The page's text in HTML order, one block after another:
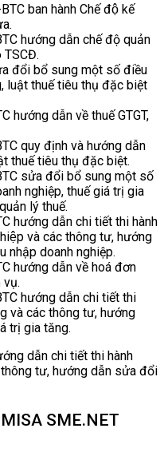
ban hành Chế độ kế
hướng dẫn chế độ quản
TSCĐ.
đổi bổ sung một số điều
luật thuế tiêu thụ đặc biệt
hướng dẫn về thuế GTGT,
quy định và hướng dẫn
thuế tiêu thụ đặc biệt.
sửa đổi bổ sung một số
nghiệp, thuế giá trị gia
lý thuế.
hướng dẫn chi tiết thi hành
và các thông tư, hướng
nhập doanh nghiệp.
hướng dẫn về hoá đơn
vụ.
hướng dẫn chi tiết thi
và các thông tư, hướng
trị gia tăng.
dẫn chi tiết thi hành
tư, hướng dẫn sửa đổi
SME.NET